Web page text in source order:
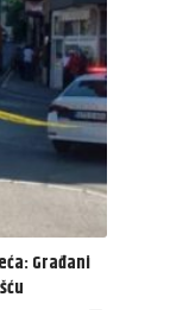
Građani